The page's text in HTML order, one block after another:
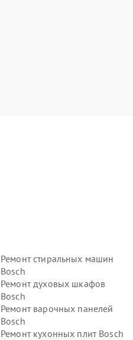
Ремонт стиральных машин
Bosch
Ремонт духовых шкафов
Bosch
Ремонт варочных панелей
Bosch
Ремонт кухонных плит Bosch